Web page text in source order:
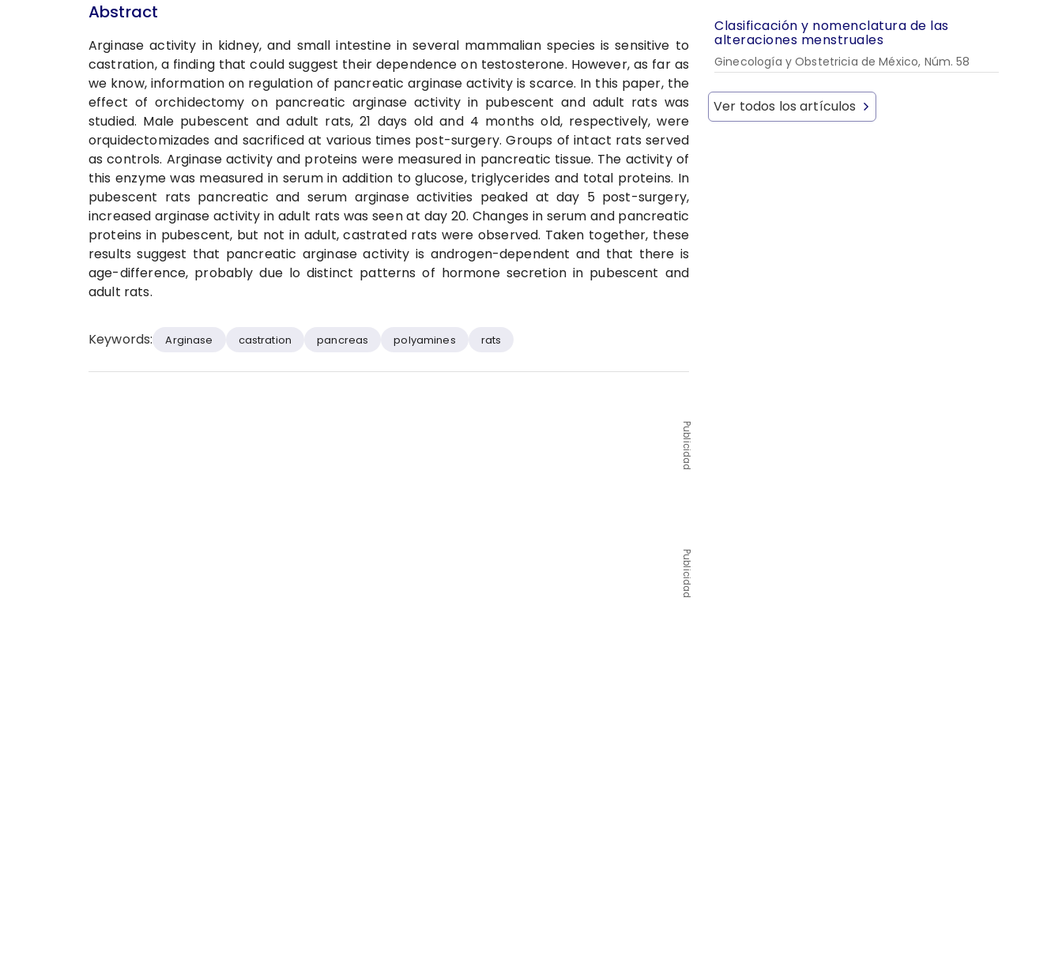
Abstract
Arginase activity in kidney, and small intestine in several mammalian species is sensitive to
castration, a finding that could suggest their dependence on testosterone. However, as far as
we know, information on regulation of pancreatic arginase activity is scarce. In this paper, the
effect of orchidectomy on pancreatic arginase activity in pubescent and adult rats was
studied. Male pubescent and adult rats, 21 days old and 4 months old, respectively, were
orquidectomizades and sacrificed at various times post-surgery. Groups of intact rats served
as controls. Arginase activity and proteins were measured in pancreatic tissue. The activity of
this enzyme was measured in serum in addition to glucose, triglycerides and total proteins. In
pubescent rats pancreatic and serum arginase activities peaked at day 5 post-surgery,
increased arginase activity in adult rats was seen at day 20. Changes in serum and pancreatic
proteins in pubescent, but not in adult, castrated rats were observed. Taken together, these
results suggest that pancreatic arginase activity is androgen-dependent and that there is
age-difference, probably due lo distinct patterns of hormone secretion in pubescent and
adult rats.
Keywords: Arginase castration pancreas polyamines rats
Publicidad
Publicidad
Clasificación y nomenclatura de las
alteraciones menstruales
Ginecología y Obstetricia de México, Núm. 58
Ver todos los artículos